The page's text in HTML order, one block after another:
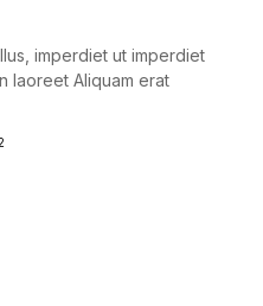
imperdiet ut imperdiet
laoreet Aliquam erat